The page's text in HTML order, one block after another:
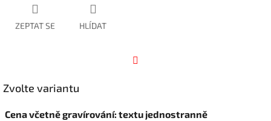
ZEPTAT SE HLÍDAT
Zvolte variantu
Cena včetně gravírování: textu jednostranně